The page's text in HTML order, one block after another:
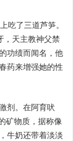
吃了三道芦笋。
，天主教神父禁
功绩而闻名，他
药来增强她的性
剂。在阿育吠
矿物质，据称像
牛奶还带着淡淡